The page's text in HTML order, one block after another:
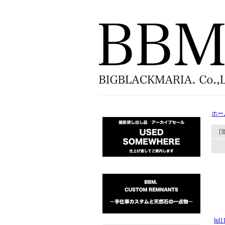
ホー
[